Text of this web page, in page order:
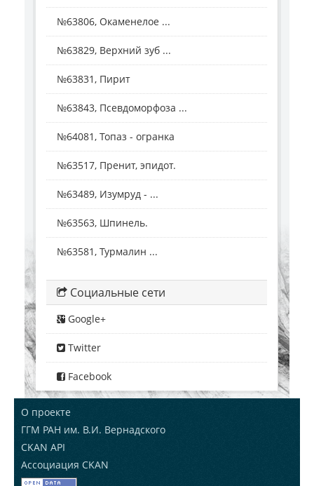
№63806, Окаменелое ...
№63829, Верхний зуб ...
№63831, Пирит
№63843, Псевдоморфоза ...
№64081, Топаз - огранка
№63517, Пренит, эпидот.
№63489, Изумруд - ...
№63563, Шпинель.
№63581, Турмалин ...
Социальные сети
Google+
Twitter
Facebook
О проекте
ГГМ РАН им. В.И. Вернадского
CKAN API
Ассоциация CKAN